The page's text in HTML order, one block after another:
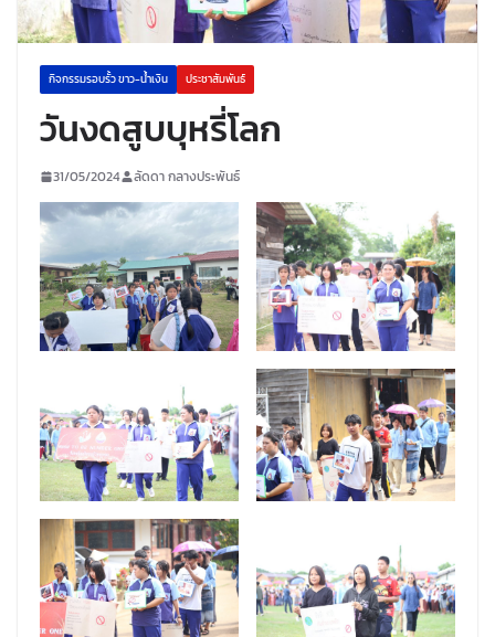
กิจกรรมรอบรั้ว ขาว-น้ำเงิน ประชาสัมพันธ์
วันงดสูบบุหรี่โลก
31/05/2024 ลัดดา กลางประพันธ์